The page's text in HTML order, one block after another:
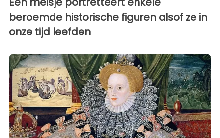
beroemde historische figuren alsof ze in
onze tijd leefden